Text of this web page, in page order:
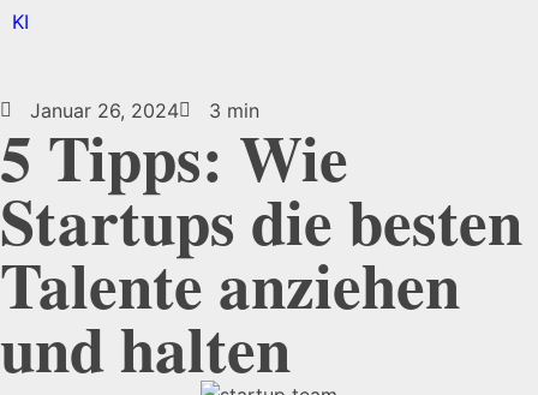
KI
Januar 26, 2024 3 min
5 Tipps: Wie
Startups die besten
Talente anziehen
und halten